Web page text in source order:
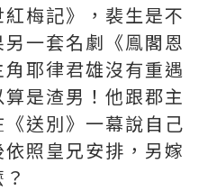
梅記》，裴生是不
一套名劇《鳯閣恩
耶律君雄沒有重遇
是渣男！他跟郡主
送別》一幕說自己
照皇兄安排，另嫁